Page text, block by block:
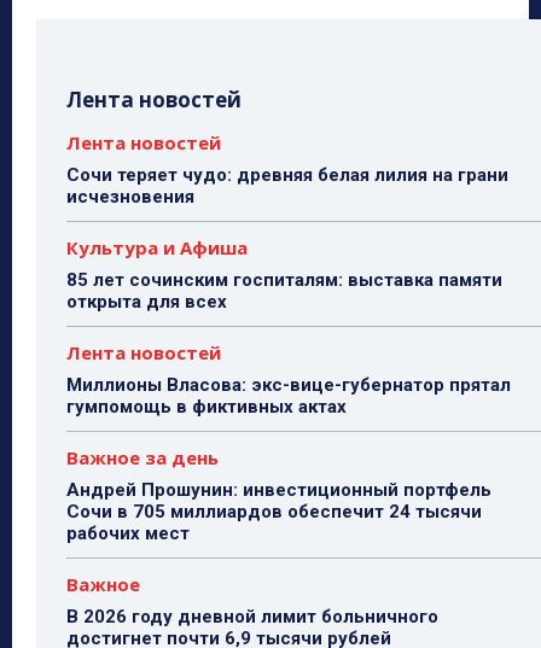
Лента новостей
Лента новостей
Сочи теряет чудо: древняя белая лилия на грани
исчезновения
Культура и Афиша
85 лет сочинским госпиталям: выставка памяти
открыта для всех
Лента новостей
Миллионы Власова: экс-вице-губернатор прятал
гумпомощь в фиктивных актах
Важное за день
Андрей Прошунин: инвестиционный портфель
Сочи в 705 миллиардов обеспечит 24 тысячи
рабочих мест
Важное
В 2026 году дневной лимит больничного
достигнет почти 6,9 тысячи рублей